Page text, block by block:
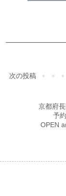
次の投稿
京都府
予
OPEN